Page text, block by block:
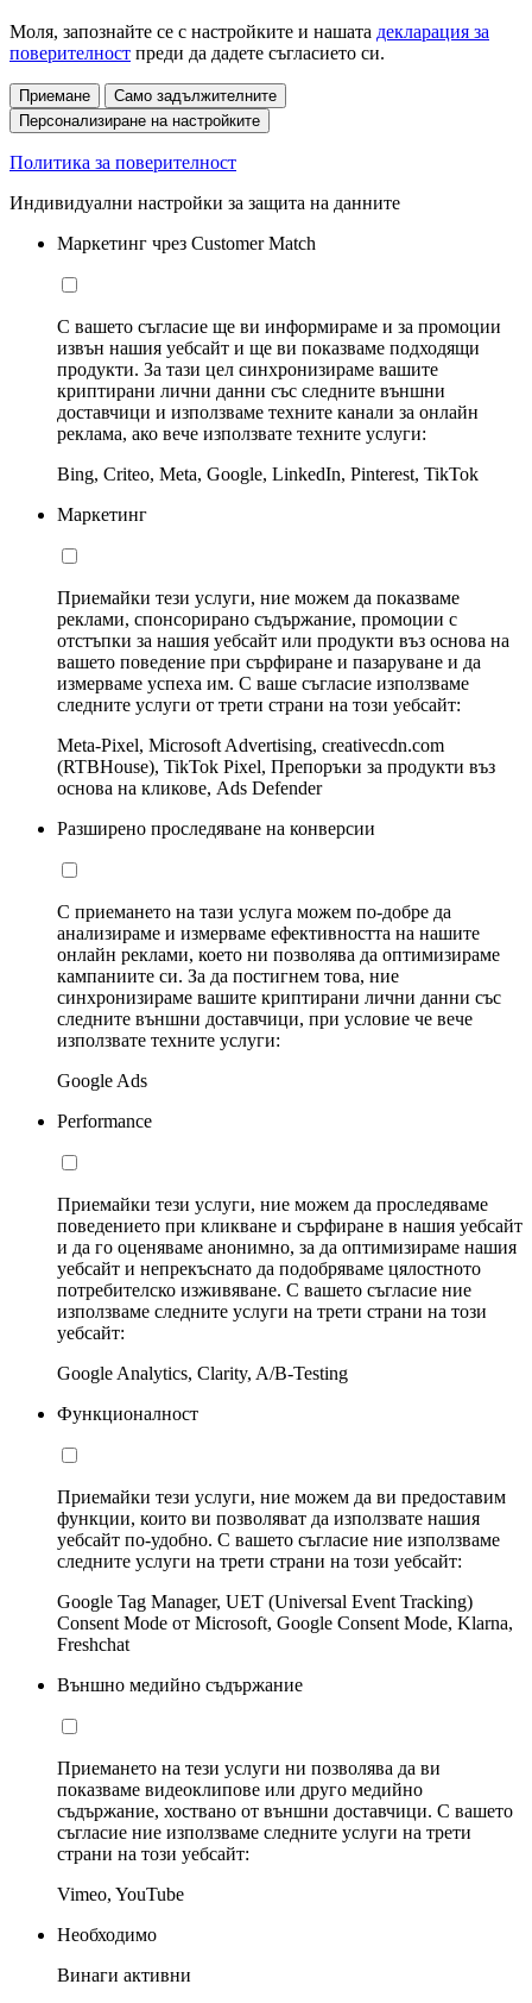
Моля, запознайте се с настройките и нашата декларация за
поверителност преди да дадете съгласието си.
Приемане
Само задължителните
Персонализиране на настройките
Политика за поверителност
Индивидуални настройки за защита на данните
Маркетинг чрез Customer Match
С вашето съгласие ще ви информираме и за промоции
извън нашия уебсайт и ще ви показваме подходящи
продукти. За тази цел синхронизираме вашите
криптирани лични данни със следните външни
доставчици и използваме техните канали за онлайн
реклама, ако вече използвате техните услуги:
Bing, Criteo, Meta, Google, LinkedIn, Pinterest, TikTok
Маркетинг
Приемайки тези услуги, ние можем да показваме
реклами, спонсорирано съдържание, промоции с
отстъпки за нашия уебсайт или продукти въз основа на
вашето поведение при сърфиране и пазаруване и да
измерваме успеха им. С ваше съгласие използваме
следните услуги от трети страни на този уебсайт:
Meta-Pixel, Microsoft Advertising, creativecdn.com
(RTBHouse), TikTok Pixel, Препоръки за продукти въз
основа на кликове, Ads Defender
Разширено проследяване на конверсии
С приемането на тази услуга можем по-добре да
анализираме и измерваме ефективността на нашите
онлайн реклами, което ни позволява да оптимизираме
кампаниите си. За да постигнем това, ние
синхронизираме вашите криптирани лични данни със
следните външни доставчици, при условие че вече
използвате техните услуги:
Google Ads
Performance
Приемайки тези услуги, ние можем да проследяваме
поведението при кликване и сърфиране в нашия уебсайт
и да го оценяваме анонимно, за да оптимизираме нашия
уебсайт и непрекъснато да подобряваме цялостното
потребителско изживяване. С вашето съгласие ние
използваме следните услуги на трети страни на този
уебсайт:
Google Analytics, Clarity, A/B-Testing
Функционалност
Приемайки тези услуги, ние можем да ви предоставим
функции, които ви позволяват да използвате нашия
уебсайт по-удобно. С вашето съгласие ние използваме
следните услуги на трети страни на този уебсайт:
Google Tag Manager, UET (Universal Event Tracking)
Consent Mode от Microsoft, Google Consent Mode, Klarna,
Freshchat
Външно медийно съдържание
Приемането на тези услуги ни позволява да ви
показваме видеоклипове или друго медийно
съдържание, хоствано от външни доставчици. С вашето
съгласие ние използваме следните услуги на трети
страни на този уебсайт:
Vimeo, YouTube
Необходимо
Винаги активни